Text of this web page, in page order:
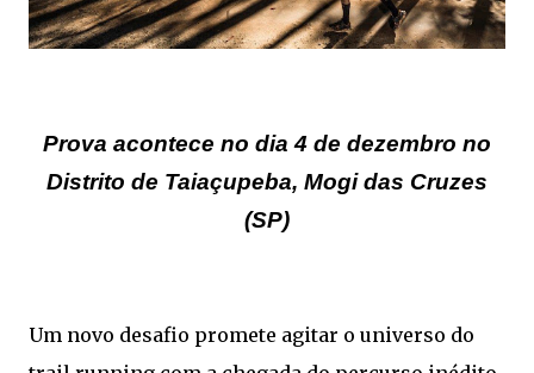
Prova acontece no dia 4 de dezembro no
Distrito de Taiaçupeba, Mogi das Cruzes
(SP)
Um novo desafio promete agitar o universo do